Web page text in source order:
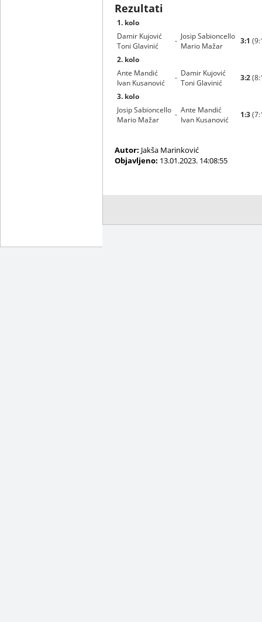
Rezultati
1. kolo
Damir Kujović
Toni Glavinić
- Josip Sabioncello
Mario Mažar
3:1
2. kolo
Ante Mandić
Ivan Kusanović
- Damir Kujović
Toni Glavinić
3:2
3. kolo
Josip Sabioncello
Mario Mažar
- Ante Mandić
Ivan Kusanović
1:3
Autor: Jakša Marinković
Objavljeno: 13.01.2023. 14:08:55